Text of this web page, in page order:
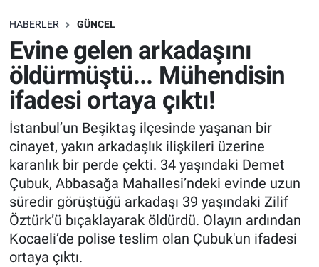
HABERLER GÜNCEL
Evine gelen arkadaşını
öldürmüştü... Mühendisin
ifadesi ortaya çıktı!
İstanbul’un Beşiktaş ilçesinde yaşanan bir
cinayet, yakın arkadaşlık ilişkileri üzerine
karanlık bir perde çekti. 34 yaşındaki Demet
Çubuk, Abbasağa Mahallesi’ndeki evinde uzun
süredir görüştüğü arkadaşı 39 yaşındaki Zilif
Öztürk’ü bıçaklayarak öldürdü. Olayın ardından
Kocaeli’de polise teslim olan Çubuk'un ifadesi
ortaya çıktı.
SAĞLIK
EKONOMİ
EĞİTİM
ÖZEL HABER
Keşfet
ASTROLOJİ
MANŞET